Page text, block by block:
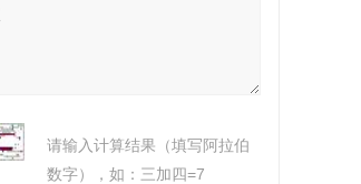
请输入计算结果（填写阿拉伯
数字），如：三加四=7